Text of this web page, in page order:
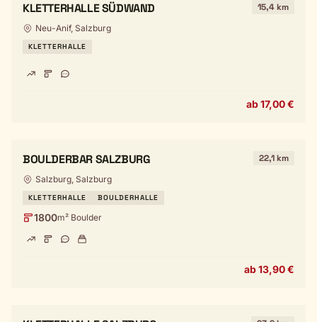
KLETTERHALLE SÜDWAND 15,4 km
Neu-Anif, Salzburg
KLETTERHALLE
ab 17,00 €
BOULDERBAR SALZBURG 22,1 km
Salzburg, Salzburg
KLETTERHALLE BOULDERHALLE
1800m² Boulder
ab 13,90 €